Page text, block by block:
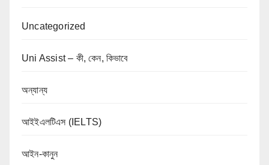
Uncategorized
Uni Assist – কী, কেন, কিভাবে
অন্যান্য
আইইএলটিএস (IELTS)
আইন-কানুন